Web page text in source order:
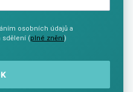
osobních údajů a
sdělení (plné znění)